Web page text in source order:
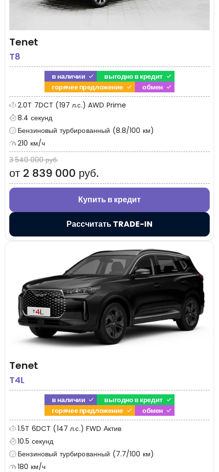
Tenet
T8
в наличии
выгодно в кредит
горячее предложение
обмен
2.0T 7DCT (197 л.с.) AWD Prime
8.4 секунд
Бензиновый турбированный (8.8/100 км)
210 км/ч
3 540 000 руб.
от 2 839 000 руб.
Купить в кредит
Рассчитать TRADE-IN
Tenet
T4L
в наличии
выгодно в кредит
горячее предложение
обмен
1.5T 6DCT (147 л.с.) FWD Актив
10.5 секунд
Бензиновый турбированный (7.7/100 км)
180 км/ч